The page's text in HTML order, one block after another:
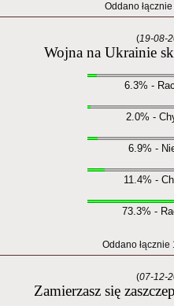
Oddano
(19-08-
Wojna na Ukrainie
6.3% -
2.0% -
6.9% -
11.4% -
73.3% -
Oddano łącznie
(07-12-
Zamierzasz się